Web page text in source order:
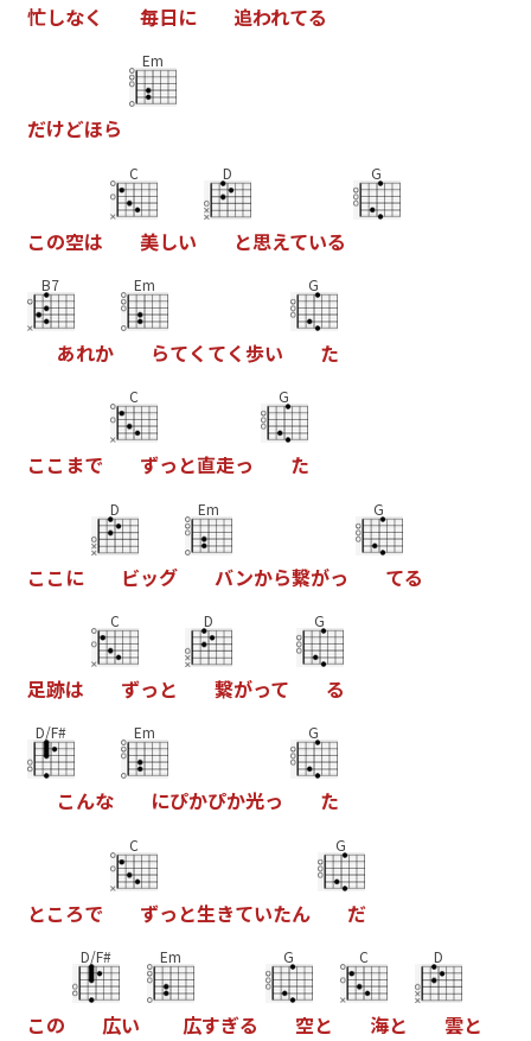
忙しなく 毎日に 追われてる
だけどほら
Em
この空は
C
美しい
D
と思えている
G
B7
あれか
Em
らてく てく歩い
G
た
こ こ まで
C
ずっ と直走っ
G
た
こ こ に
D
ビッグ
Em
バンから繋がっ
G
てる
足跡は
C
ずっ と
D
繋がって
G
る
D/F#
こんな
Em
にぴかぴか光っ
G
た
ところで
C
ずっ と生きていたん
G
だ
この
D/F#
広い
Em
広すぎる
G
空と
C
海と
D
雲と